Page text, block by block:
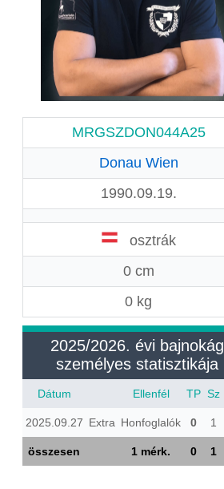
MRGSZDON044A25
Donau Wien
1990.09.19.
osztrák
0 cm
0 kg
2025/2026. évi bajnokág
személyes statisztikája
Dátum Ellenfél TP Sz
2025.09.27 Extra Honfoglalók 0 1
összesen 1 mérk. 0 1